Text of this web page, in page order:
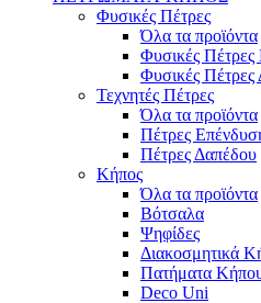
Φυσικές Πέτρες
Όλα τα προϊόντα
Φυσικές Πέτρες
Φυσικές Πέτρες
Τεχνητές Πέτρες
Όλα τα προϊόντα
Πέτρες
Πέτρες Δαπέδου
Κήπος
Όλα τα προϊόντα
Βότσαλα
Ψηφίδες
Διακοσμητικά
Πατήματα
Deco Uni